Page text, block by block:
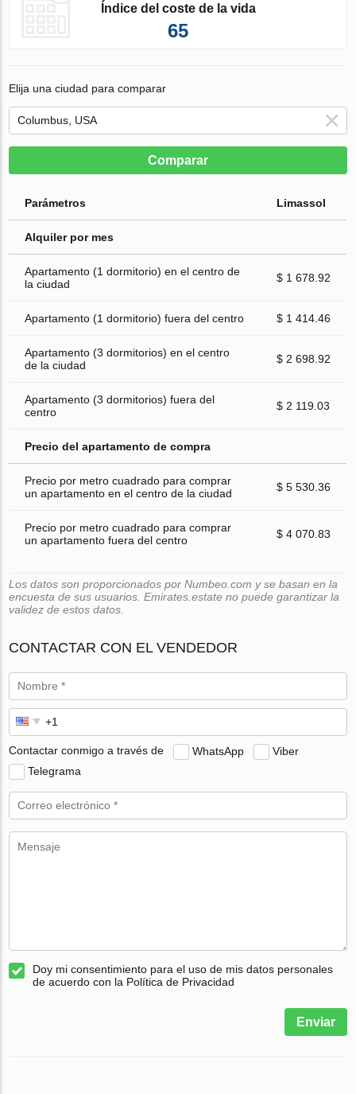
Índice del coste de la vida
65
Elija una ciudad para comparar
Comparar
Parámetros Limassol
Alquiler por mes
Apartamento (1 dormitorio) en el centro de
la ciudad
$ 1 678.92
Apartamento (1 dormitorio) fuera del centro $ 1 414.46
Apartamento (3 dormitorios) en el centro
de la ciudad
$ 2 698.92
Apartamento (3 dormitorios) fuera del
centro
$ 2 119.03
Precio del apartamento de compra
Precio por metro cuadrado para comprar
un apartamento en el centro de la ciudad
$ 5 530.36
Precio por metro cuadrado para comprar
un apartamento fuera del centro
$ 4 070.83
Los datos son proporcionados por Numbeo.com y se basan en la
encuesta de sus usuarios. Emirates.estate no puede garantizar la
validez de estos datos.
CONTACTAR CON EL VENDEDOR
Contactar conmigo a través de WhatsApp
Viber
Telegrama
Doy mi consentimiento para el uso de mis datos personales
de acuerdo con la Política de Privacidad
Enviar